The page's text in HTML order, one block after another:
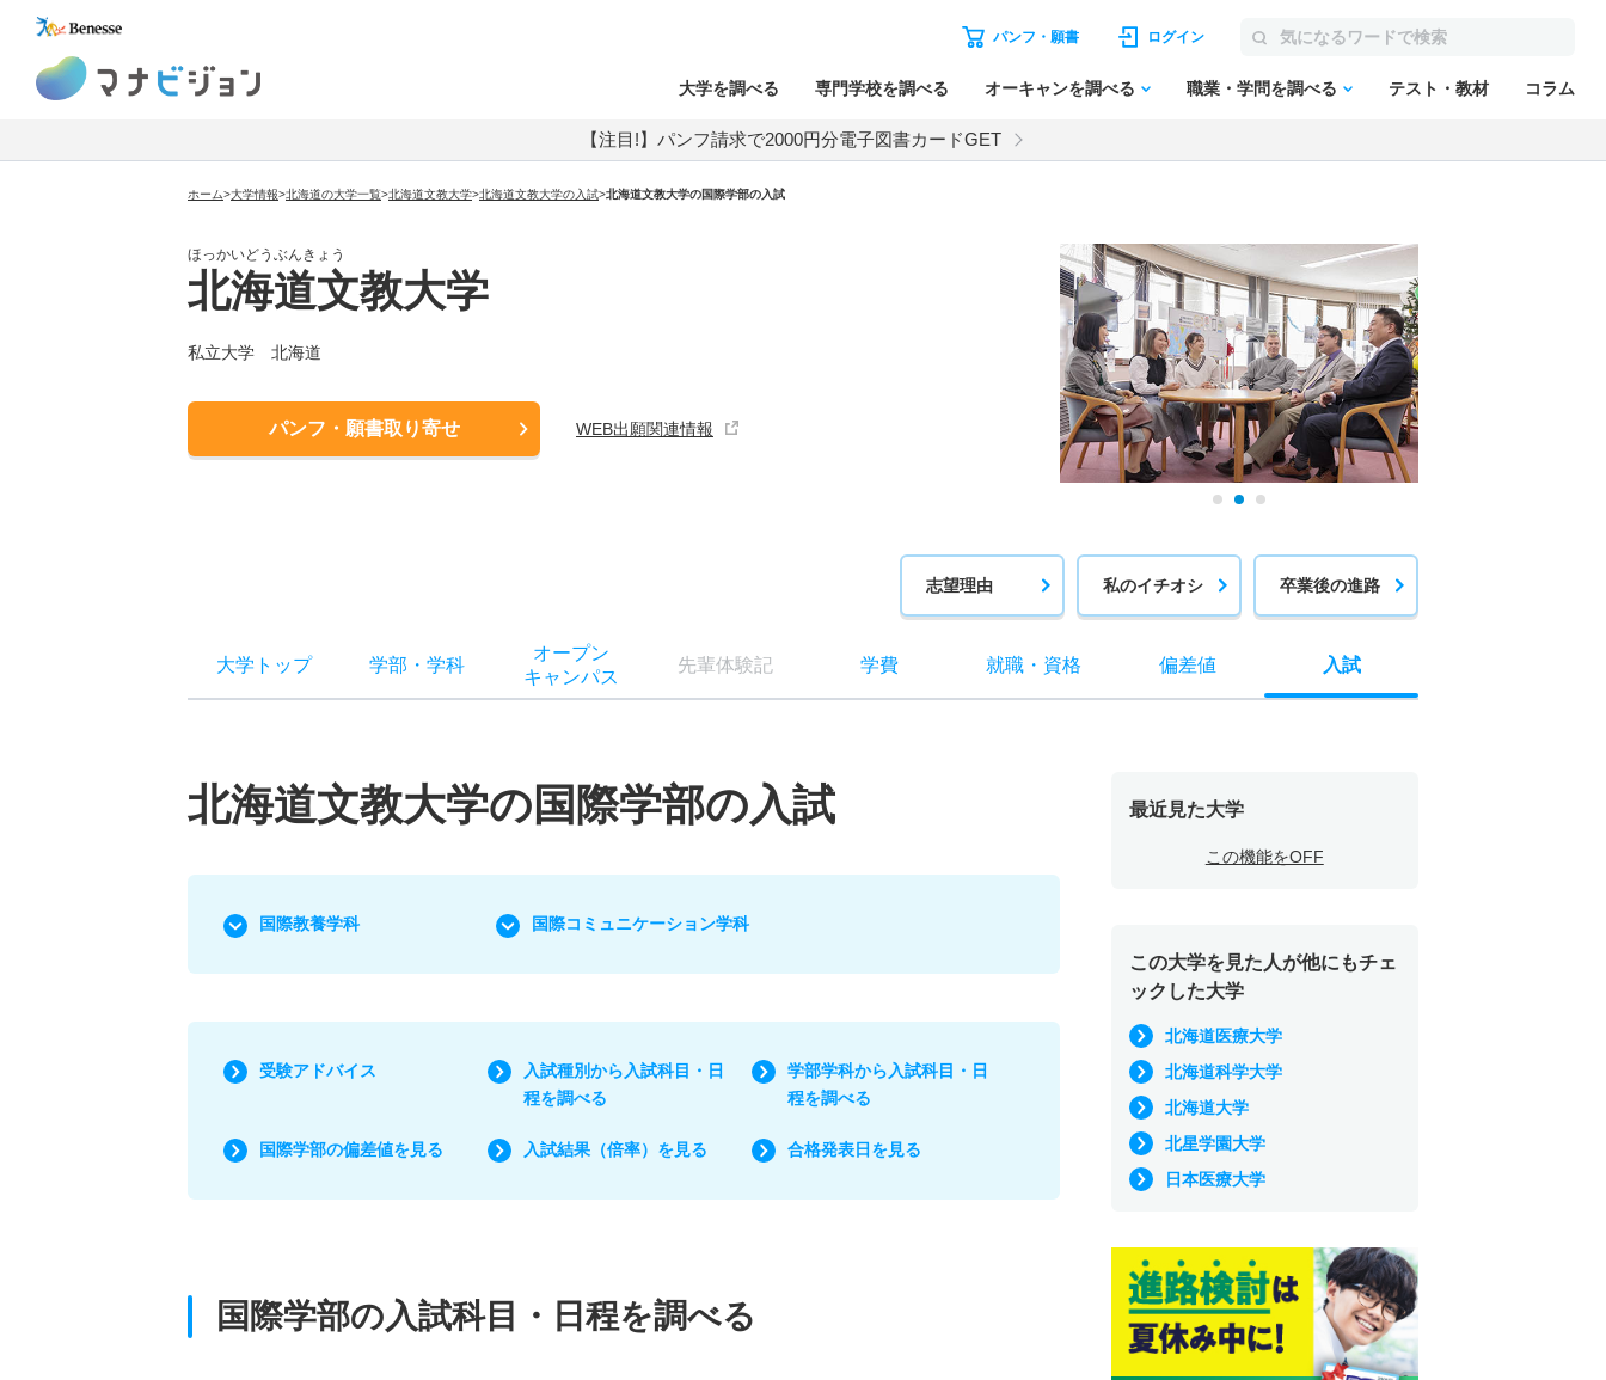
パンフ・願書 ログイン
大学を調べる 専門学校を調べる オーキャンを調べる 職業・学問を調べる テスト・教材 コラム
【注目!】パンフ請求で2000円分電子図書カードGET
ホーム>大学情報>北海道の大学一覧>北海道文教大学>北海道文教大学の入試>北海道文教大学の国際学部の入試
ほっかいどうぶんきょう
北海道文教大学
私立大学 北海道
パンフ・願書取り寄せ WEB出願関連情報
志望理由 私のイチオシ 卒業後の進路
大学トップ 学部 ・ 学科
オープン
キャンパス
先輩体験記 学費 就職・ 資格 偏差値 入試
北海道文教大学の国際学部の入試
国際教養学科 国際コミュニケーション学科
受験アドバイス
入試種別から入試科目・日
程を調べる
学部学科から入試科目・日
程を調べる
国際学部の偏差値を見る 入試結果（倍率）を見る 合格発表日を見る
国際学部の入試科目・日程を調べる
最近見た大学
この機能をOFF
この大学を見た人が他にもチェ
ックした大学
北海道医療大学
北海道科学大学
北海道大学
北星学園大学
日本医療大学